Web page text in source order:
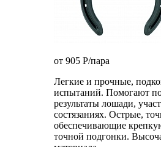
от 905 P/пара
Легкие и прочные,
испытаний. Помогают
результаты лошади,
состязаниях. Острые,
обеспечивающие
точной подгонки.